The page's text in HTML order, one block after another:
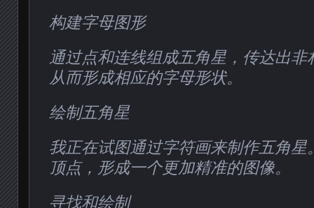
构建字母图形
通过点和连线组成五角星，传达出
从而形成相应的字母形状。
绘制五角星
我正在试图通过字符画来制作五角星
顶点，形成一个更加精准的图像。
寻找和绘制